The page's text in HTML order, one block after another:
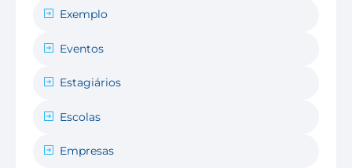
Exemplo
Eventos
Estagiários
Escolas
Empresas